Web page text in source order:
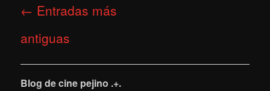
de
← Entradas más
antiguas
Blog de cine pejino .+.